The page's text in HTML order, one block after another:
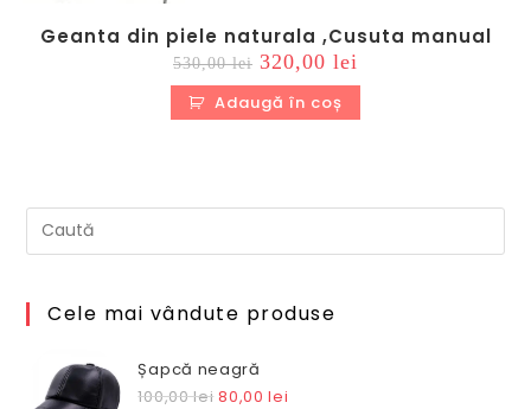
Geanta din piele naturala ,Cusuta manual
530,00lei Prețul
inițial
a
fost:
530,00 lei.
320,00 lei
este:
Adaugă în coș
Cele mai vândute produse
Șapcă neagră
100,00lei Prețul
80,00lei